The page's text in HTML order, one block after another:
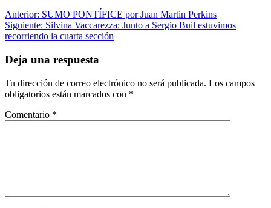
Navegación
de
Anterior: SUMO PONTÍFICE por Juan Martin Perkins
Siguiente: Silvina Vaccarezza: Junto a Sergio Buil estuvimos
recorriendo la cuarta sección
Deja una respuesta
Tu dirección de correo electrónico no será publicada. Los campos
obligatorios están marcados con *
Comentario *